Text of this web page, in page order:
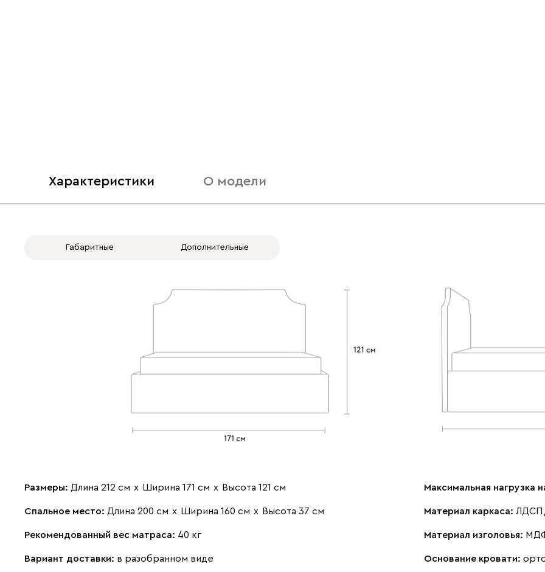
Характеристики О модели
Габаритные Дополнительные
Размеры: Длина 212 см х Ширина 171 см х Высота 121 см
Спальное место: Длина 200 см х Ширина 160 см х Высота 37 см
Рекомендованный вес матраса: 40 кг
Вариант доставки: в разобранном виде
Максимальная нагрузка
Материал каркаса:
Материал изголовья:
Основание кровати: